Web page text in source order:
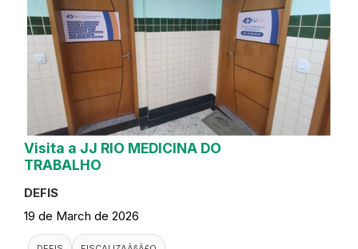
Visita a JJ RIO MEDICINA DO
TRABALHO
DEFIS
19 de March de 2026